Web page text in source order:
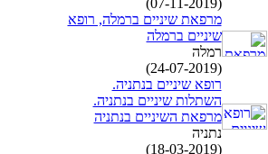
(07-11-2019)
מרפאת שיניים ברמלה, רופא
שיניים ברמלה
רמלה
(24-07-2019)
רופא שיניים בנתניה.
השתלות שיניים בנתניה.
מרפאת השיניים בנתניה
נתניה
(18-03-2019)